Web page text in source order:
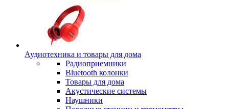
Аудиотехника и товары для дома
Радиоприемники
Bluetooth колонки
Товары для дома
Акустические системы
Наушники